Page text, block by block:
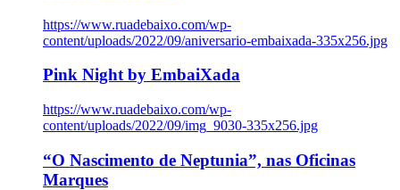
https://www.ruadebaixo.com/wp-
content/uploads/2022/09/aniversario-embaixada-335x256.jpg
Pink Night by EmbaiXada
https://www.ruadebaixo.com/wp-
content/uploads/2022/09/img_9030-335x256.jpg
“O Nascimento de Neptunia”, nas Oficinas
Marques